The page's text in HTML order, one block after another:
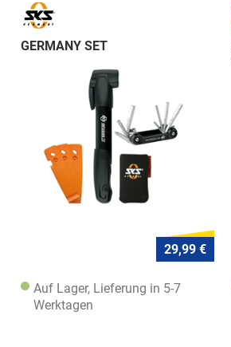
GERMANY SET
29,99 €
Auf Lager, Lieferung in 5-7
Werktagen